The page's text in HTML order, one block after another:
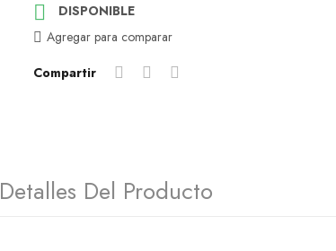

DISPONIBLE
Agregar para comparar
Compartir
Detalles Del Producto